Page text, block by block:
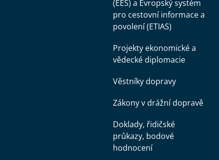
(EES) a Evropský systém
pro cestovní informace a
povolení (ETIAS)
Projekty ekonomické a
vědecké diplomacie
Věstníky dopravy
Zákony v drážní dopravě
Doklady, řidičské
průkazy, bodové
hodnocení